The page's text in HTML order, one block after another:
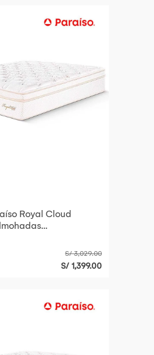
Royal Cloud
S/ 3,029.00
S/ 1,399.00